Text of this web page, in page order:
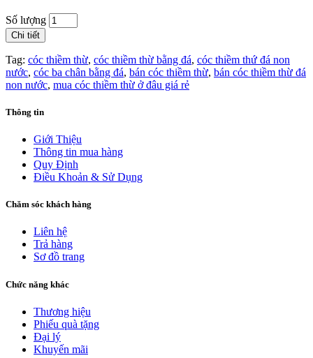
Số lượng
Chi tiết
Tag: cóc thiềm thừ, cóc thiềm thừ bằng đá, cóc thiềm thứ đá non
nước, cóc ba chân bằng đá, bán cóc thiềm thừ, bán cóc thiềm thừ đá
non nước, mua cóc thiềm thừ ở đâu giá rẻ
Thông tin
Giới Thiệu
Thông tin mua hàng
Quy Định
Điều Khoản & Sử Dụng
Chăm sóc khách hàng
Liên hệ
Trả hàng
Sơ đồ trang
Chức năng khác
Thương hiệu
Phiếu quà tặng
Đại lý
Khuyến mãi